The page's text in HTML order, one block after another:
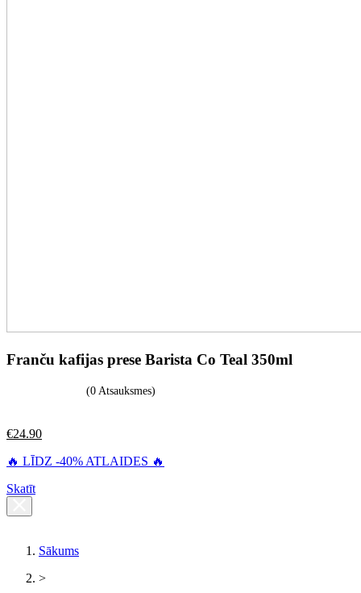
Franču kafijas prese Barista Co Teal 350ml
(0 Atsauksmes)
€24.90
🔥 LĪDZ -40% ATLAIDES 🔥
Skatīt
Sākums
>